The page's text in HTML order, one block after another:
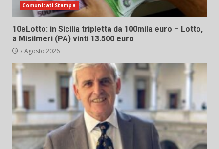
Comunicati Stampa
10eLotto: in Sicilia tripletta da 100mila euro – Lotto,
a Misilmeri (PA) vinti 13.500 euro
7 Agosto 2026